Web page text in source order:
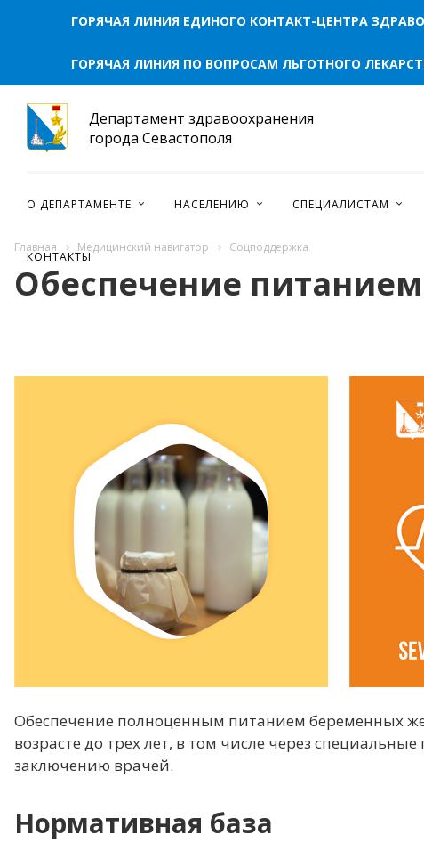
Главная Медицинский навигатор Соцподдержка
Обеспечение питанием
Обеспечение полноценным питанием беременных
возрасте до трех лет, в том числе через
заключению врачей.
Нормативная база
ГОРЯЧАЯ ЛИНИЯ ЕДИНОГО КОНТАКТ-ЦЕНТРА
ГОРЯЧАЯ ЛИНИЯ ПО ВОПРОСАМ ЛЬГОТНОГО
Департамент здравоохранения
города Севастополя
О ДЕПАРТАМЕНТЕ НАСЕЛЕНИЮ СПЕЦИАЛИСТАМ
КОНТАКТЫ
ПРЕСС-ЦЕНТР
НОВОСТИ
ИНФОГРАФИКА
МЕРОПРИЯТИЯ
ПРОТИВОДЕЙСТВИЕ ТЕРРОРИЗМУ И ЭКСТРЕМИЗМУ
ВАЖНОЕ